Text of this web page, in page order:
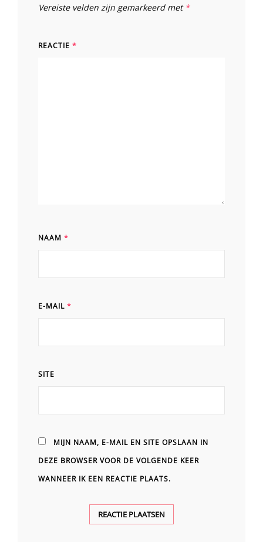
Vereiste velden zijn gemarkeerd met *
REACTIE *
NAAM *
E-MAIL *
SITE
MIJN NAAM, E-MAIL EN SITE OPSLAAN IN
DEZE BROWSER VOOR DE VOLGENDE KEER
WANNEER IK EEN REACTIE PLAATS.